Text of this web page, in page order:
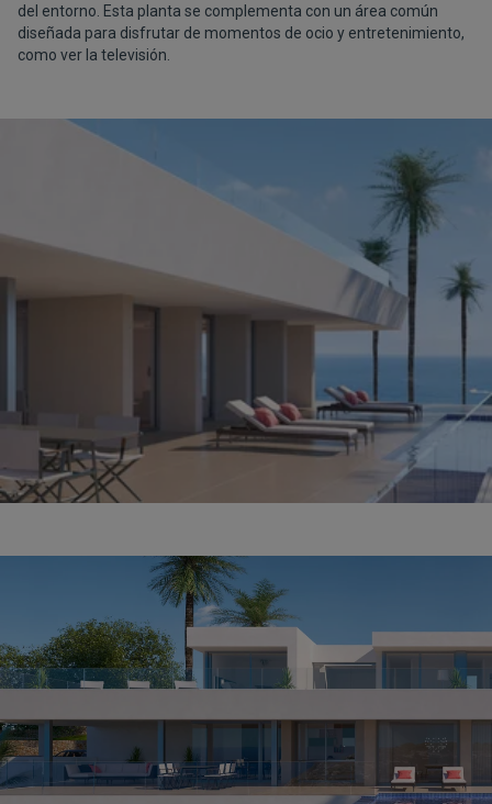
del entorno. Esta planta se complementa con un área común
diseñada para disfrutar de momentos de ocio y entretenimiento,
como ver la televisión.